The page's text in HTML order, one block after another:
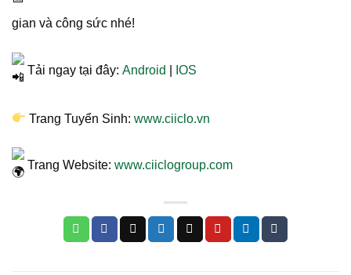
gian và công sức nhé!
Tải ngay tại đây: Android IOS
Trang Tuyển Sinh:www.ciiclo.vn
Trang Website: www.ciiclogroup.com